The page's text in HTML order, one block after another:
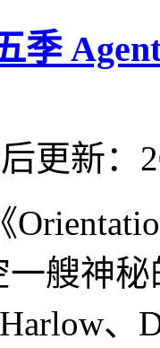
季
更新：
艘神
、